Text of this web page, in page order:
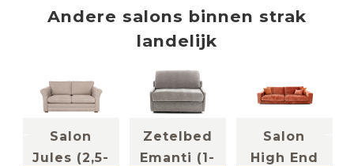
Andere salons binnen strak
landelijk
Salon
Jules (2,5-
Zetelbed
Emanti (1-
Salon
High End